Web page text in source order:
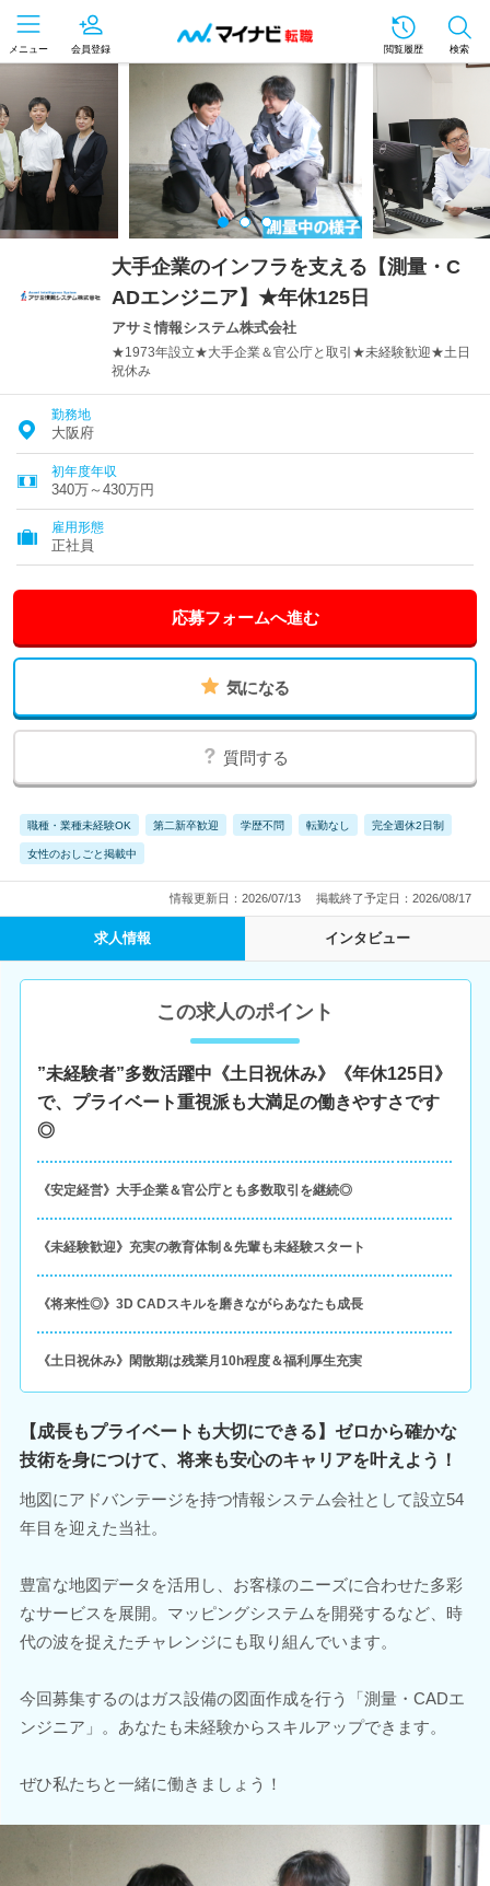
メニュー 会員登録 閲覧履歴 検索
大手企業のインフラを支える【測量・C
ADエンジニア】★年休125日
アサミ情報システム株式会社
★1973年設立★大手企業＆官公庁と取引★未経験歓迎★土日
祝休み
勤務地
大阪府
初年度年収
340万～430万円
雇用形態
正社員
応募フォームへ進む
気になる
質問する
職種・業種未経験OK 第二新卒歓迎 学歴不問 転勤なし 完全週休2日制
女性のおしごと掲載中
情報更新日：2026/07/13 掲載終了予定日：2026/08/17
求人情報 インタビュー
この求人のポイント
”未経験者”多数活躍中《土日祝休み》《年休125日》
で、プライベート重視派も大満足の働きやすさです
◎
《安定経営》大手企業＆官公庁とも多数取引を継続◎
《未経験歓迎》充実の教育体制＆先輩も未経験スタート
《将来性◎》3D CADスキルを磨きながらあなたも成長
《土日祝休み》閑散期は残業月10h程度＆福利厚生充実
【成長もプライベートも大切にできる】ゼロから確かな
技術を身につけて、将来も安心のキャリアを叶えよう！
地図にアドバンテージを持つ情報システム会社として設立54
年目を迎えた当社。
豊富な地図データを活用し、お客様のニーズに合わせた多彩
なサービスを展開。マッピングシステムを開発するなど、時
代の波を捉えたチャレンジにも取り組んでいます。
今回募集するのはガス設備の図面作成を行う「測量・CADエ
ンジニア」。あなたも未経験からスキルアップできます。
ぜひ私たちと一緒に働きましょう！